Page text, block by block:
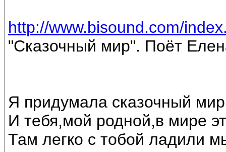
http://www.bisound.com/
"Сказочный мир". Поёт
Я придумала сказочный
И тебя,мой родной,в мире
Там легко с тобой ладили